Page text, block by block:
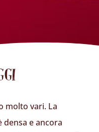
molto vari. La
densa e ancora